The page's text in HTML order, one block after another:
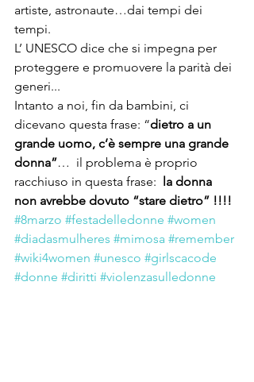
artiste, astronaute…dai tempi dei
tempi.
L’ UNESCO dice che si impegna per
proteggere e promuovere la parità dei
generi...
Intanto a noi, fin da bambini, ci
dicevano questa frase: “dietro a un
grande uomo, c’è sempre una grande
donna”…  il problema è proprio
racchiuso in questa frase:
la donna
non avrebbe dovuto “stare dietro” !!!!
#8marzo #festadelledonne #women
#diadasmulheres #mimosa #remember
#wiki4women #unesco #girlscacode
#donne #diritti #violenzasulledonne